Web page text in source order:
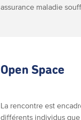
assurance maladie
Open Space
La rencontre est
différents individus